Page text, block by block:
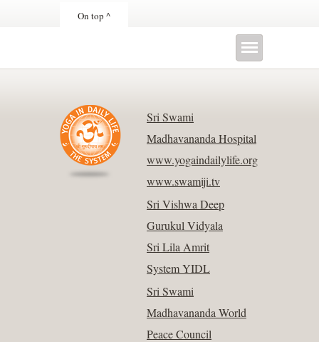
On top ^
Sri Swami
Madhavananda Hospital
www.yogaindailylife.org
www.swamiji.tv
Sri Vishwa Deep
Gurukul Vidyala
Sri Lila Amrit
System YIDL
Sri Swami
Madhavananda World
Peace Council